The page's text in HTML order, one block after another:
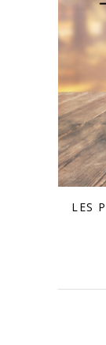
LES